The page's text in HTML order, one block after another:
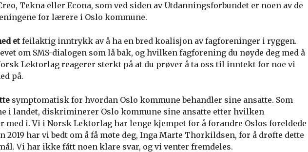
Tekna eller Econa, som ved siden av Utdanningsforbundet er noen av de
for lærere i Oslo kommune.
etfeilaktig inntrykk av å ha en bred koalisjon av fagforeninger i ryggen.
om SMS-dialogen som lå bak, og hvilken fagforening du nøyde deg med å
Lektorlag reagerer sterkt på at du prøver å ta oss til inntekt for noe vi
på.
symptomatisk for hvordan Oslo kommune behandler sine ansatte. Som
i landet, diskriminerer Oslo kommune sine ansatte etter hvilken
med i. Vi i Norsk Lektorlag har lenge kjempet for å forandre Oslos foreldede
2019 har vi bedt om å få møte deg, Inga Marte Thorkildsen, for å drøfte dette
Vi har ikke fått noen klare svar, og vi venter fremdeles.